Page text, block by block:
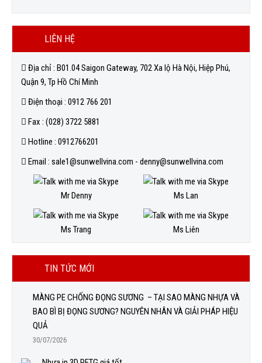
LIÊN HỆ
Địa chỉ : B01.04 Saigon Gateway, 702 Xa lộ Hà Nội, Hiệp Phú,
Quận 9, Tp Hồ Chí Minh
Điện thoại : 0912 766 201
Fax : (028) 3722 5881
Hotline : 0912766201
Email : sale1@sunwellvina.com - denny@sunwellvina.com
Mr Denny Ms Lan
Ms Trang Ms Liên
TIN TỨC MỚI
MÀNG PE CHỐNG ĐỌNG SƯƠNG – TẠI SAO MÀNG NHỰA VÀ
BAO BÌ BỊ ĐỌNG SƯƠNG? NGUYÊN NHÂN VÀ GIẢI PHÁP HIỆU
QUẢ
30/07/2026